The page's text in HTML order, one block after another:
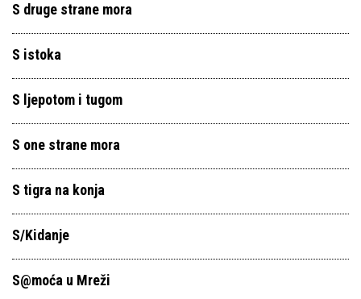
S druge strane mora
S istoka
S ljepotom i tugom
S one strane mora
S tigra na konja
S/Kidanje
S@moća u Mreži